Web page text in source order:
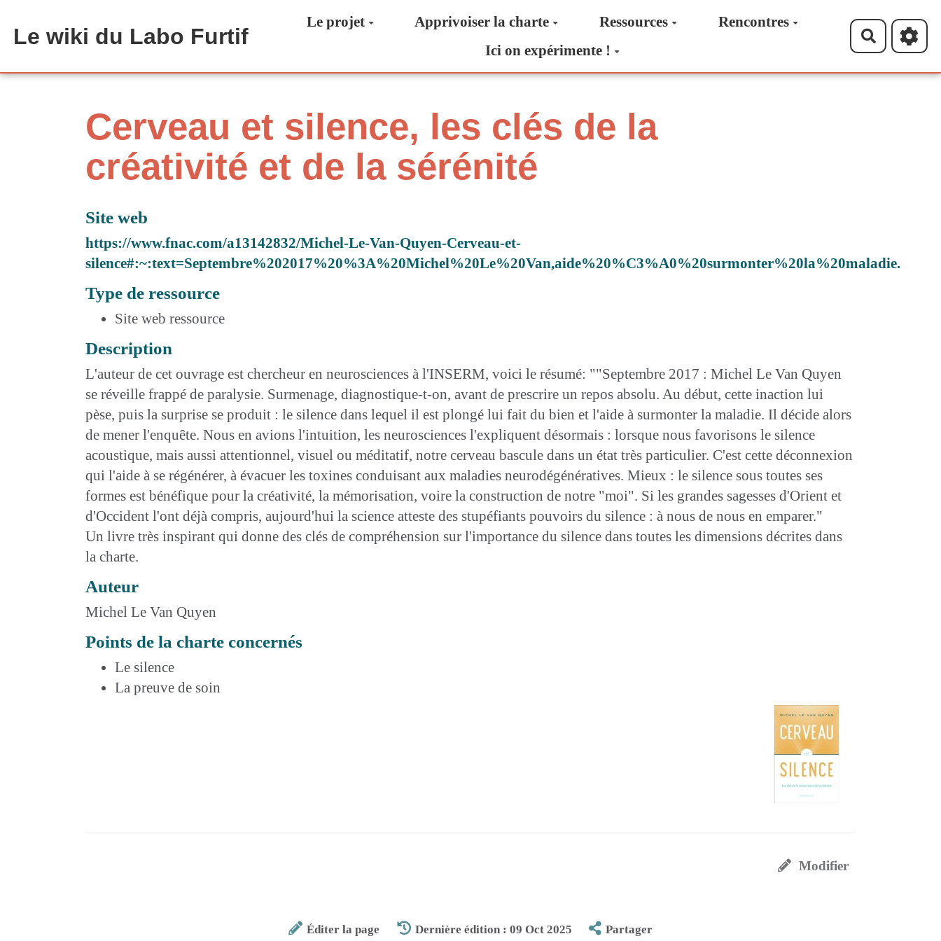
Le wiki du Labo Furtif
Le projet Apprivoiser la charte Ressources
Rencontres
Ici on expérimente !
Cerveau et silence, les clés de la
créativité et de la sérénité
Site web
https://www.fnac.com/a13142832/Michel-Le-Van-Quyen-Cerveau-et-
silence#:~:text=Septembre%202017%20%3A%20Michel%20Le%20Van,aide%20%C3%A0%20surmonter%20la%20maladie.
Type de ressource
Site web ressource
Description
L'auteur de cet ouvrage est chercheur en neurosciences à l'INSERM, voici le résumé: ""Septembre 2017 : Michel Le Van Quyen
se réveille frappé de paralysie. Surmenage, diagnostique-t-on, avant de prescrire un repos absolu. Au début, cette inaction lui
pèse, puis la surprise se produit : le silence dans lequel il est plongé lui fait du bien et l'aide à surmonter la maladie. Il décide alors
de mener l'enquête. Nous en avions l'intuition, les neurosciences l'expliquent désormais : lorsque nous favorisons le silence
acoustique, mais aussi attentionnel, visuel ou méditatif, notre cerveau bascule dans un état très particulier. C'est cette déconnexion
qui l'aide à se régénérer, à évacuer les toxines conduisant aux maladies neurodégénératives. Mieux : le silence sous toutes ses
formes est bénéfique pour la créativité, la mémorisation, voire la construction de notre "moi". Si les grandes sagesses d'Orient et
d'Occident l'ont déjà compris, aujourd'hui la science atteste des stupéfiants pouvoirs du silence : à nous de nous en emparer."
Un livre très inspirant qui donne des clés de compréhension sur l'importance du silence dans toutes les dimensions décrites dans
la charte.
Auteur
Michel Le Van Quyen
Points de la charte concernés
Le silence
La preuve de soin
Modifier
Éditer la page Dernière édition : 09 Oct 2025 Partager